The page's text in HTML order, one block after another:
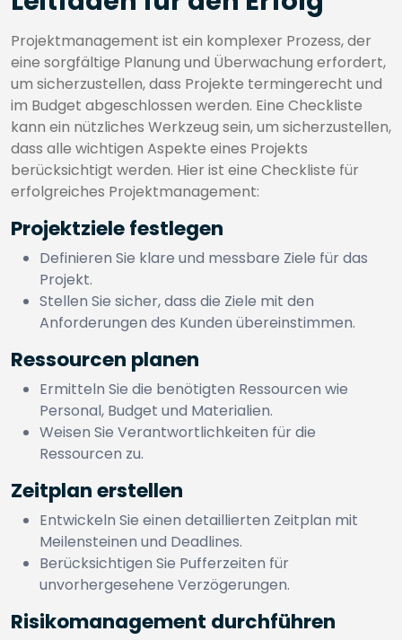
Projektmanagement ist ein komplexer Prozess, der
eine sorgfältige Planung und Überwachung erfordert,
um sicherzustellen, dass Projekte termingerecht und
im Budget abgeschlossen werden. Eine Checkliste
kann ein nützliches Werkzeug sein, um sicherzustellen,
dass alle wichtigen Aspekte eines Projekts
berücksichtigt werden. Hier ist eine Checkliste für
erfolgreiches Projektmanagement:
Projektziele festlegen
Definieren Sie klare und messbare Ziele für das
Projekt.
Stellen Sie sicher, dass die Ziele mit den
Anforderungen des Kunden übereinstimmen.
Ressourcen planen
Ermitteln Sie die benötigten Ressourcen wie
Personal, Budget und Materialien.
Weisen Sie Verantwortlichkeiten für die
Ressourcen zu.
Zeitplan erstellen
Entwickeln Sie einen detaillierten Zeitplan mit
Meilensteinen und Deadlines.
Berücksichtigen Sie Pufferzeiten für
unvorhergesehene Verzögerungen.
Risikomanagement durchführen